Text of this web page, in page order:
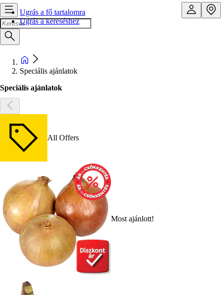
Ugrás a fő tartalomra
Ugrás a kereséshez
Speciális ajánlatok
Speciális ajánlatok
All Offers
Most ajánlott!